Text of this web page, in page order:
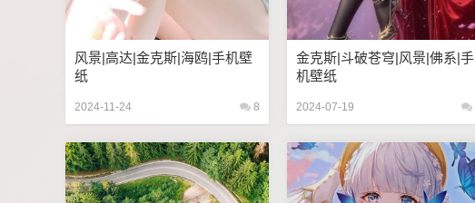
风景|高达|金克斯|海鸥|手机壁
纸
2024-11-24 8
金克斯|斗破苍穹|风景|佛系|手
机壁纸
2024-07-19